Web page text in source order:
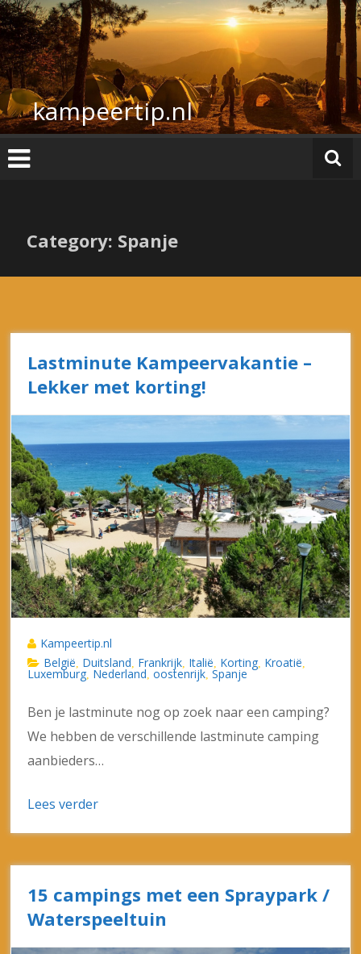
Ga
naar
de
inhoud
kampeertip.nl
Category: Spanje
Lastminute Kampeervakantie –
Lekker met korting!
Kampeertip.nl
België Duitsland Frankrijk Italië Korting Kroatië
Luxemburg Nederland ,oostenrijk ,Spanje
Ben je lastminute nog op zoek naar een camping?
We hebben de verschillende lastminute camping
aanbieders…
Lees verder
15 campings met een Spraypark /
Waterspeeltuin